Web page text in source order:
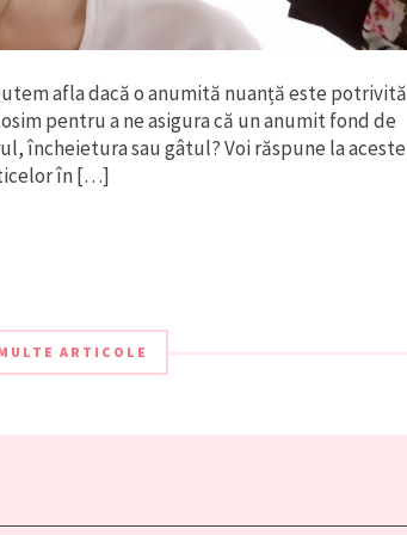
afla dacă o anumită nuanță este potrivită
pentru a ne asigura că un anumit fond de
încheietura sau gâtul? Voi răspune la aceste
în […]
ARTICOLE